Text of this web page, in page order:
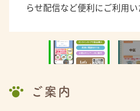
らせ配信など便利にご利用
ご案内